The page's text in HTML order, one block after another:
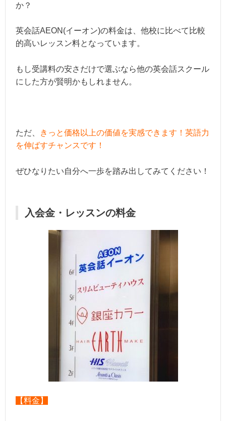
か？
英会話AEON(イーオン)の料金は、他校に比べて比較
的高いレッスン料となっています。
もし受講料の安さだけで選ぶなら他の英会話スクール
にした方が賢明かもしれません。
ただ、
きっと価格以上の価値を実感できます！英語力
を伸ばすチャンスです！
ぜひなりたい自分へ一歩を踏み出してみてください！
入会金・レッスンの料金
【料金】